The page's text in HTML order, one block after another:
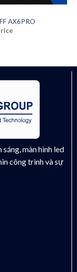
AX6PRO
màn hình led
công trình và sự